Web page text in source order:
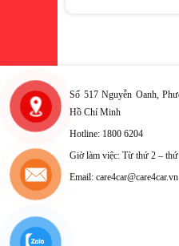
Số 517 Nguyễn Oanh,
Hồ Chí Minh
Hotline: 1800 6204
Giờ làm việc: Từ thứ 2 –
Email: care4car@care4car.vn